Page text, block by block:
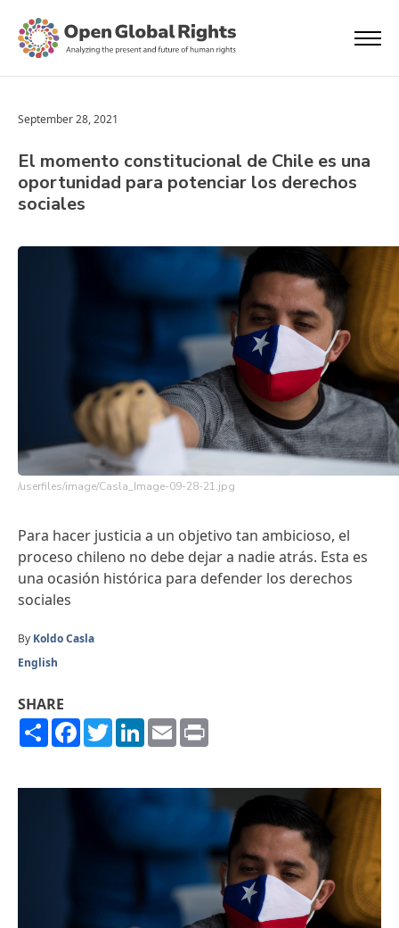
September 28, 2021
El momento constitucional de Chile es una
oportunidad para potenciar los derechos
sociales
/userfiles/image/Casla_Image-09-28-21.jpg
Para hacer justicia a un objetivo tan ambicioso, el
proceso chileno no debe dejar a nadie atrás. Esta es
una ocasión histórica para defender los derechos
sociales
By Koldo Casla
English
SHARE
ShareFacebook
TwitterLinkedIn
Email